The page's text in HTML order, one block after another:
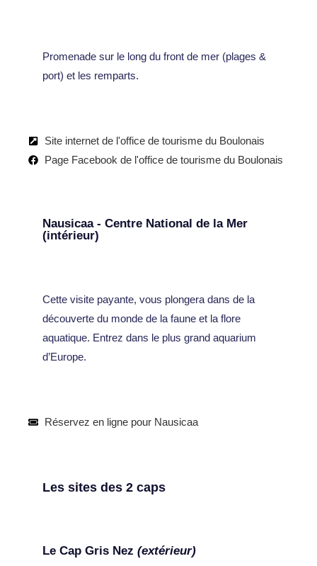
Promenade sur le long du front de mer (plages &
port) et les remparts.
Site internet de l'office de tourisme du Boulonais
Page Facebook de l'office de tourisme du Boulonais
Nausicaa - Centre National de la Mer
(intérieur)
Cette visite payante, vous plongera dans de la
découverte du monde de la faune et la flore
aquatique. Entrez dans le plus grand aquarium
d’Europe.
Réservez en ligne pour Nausicaa
Les sites des 2 caps
Le Cap Gris Nez (extérieur)